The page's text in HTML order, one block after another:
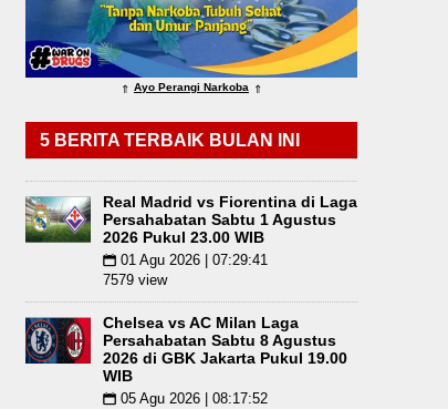
LGB Minus T dan Q Sebagai Orientasi
⇑ Ayo Perangi Narkoba ⇑
5 BERITA TERBAIK BULAN INI
Real Madrid vs Fiorentina di Laga
Persahabatan Sabtu 1 Agustus
2026 Pukul 23.00 WIB
📅 01 Agu 2026 | 07:29:41
7579 view
Chelsea vs AC Milan Laga
Persahabatan Sabtu 8 Agustus
2026 di GBK Jakarta Pukul 19.00
WIB
📅 05 Agu 2026 | 08:17:52